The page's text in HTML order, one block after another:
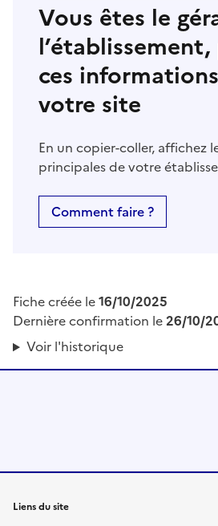
Vous êtes le
ces
votre site
En un copier-coller, affichez
principales de votre
Comment faire ?
Fiche créée le16/10/2025
Dernière confirmation le26/10/
Voir l'historique
Liens du site